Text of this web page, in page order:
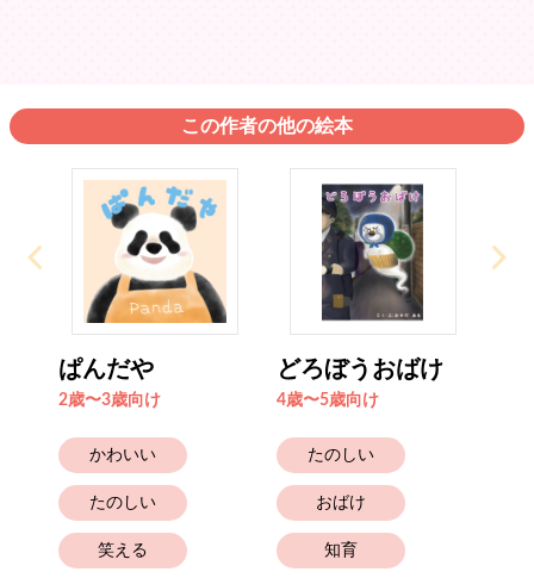
この作者の他の絵本
ぱんだや
2歳〜3歳向け
かわいい
たのしい
笑える
どろぼうおばけ
4歳〜5歳向け
たのしい
おばけ
知育